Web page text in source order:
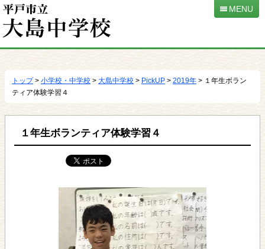
動
MENU
トップ> 小学校・中学校 > 大島中学校 > PickUP > 2019年 > １年生ボラン
ティア体験学習４
１年生ボランティア体験学習４